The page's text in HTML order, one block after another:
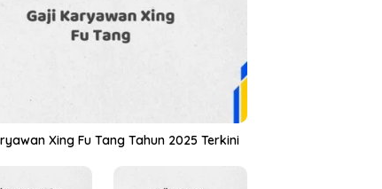
Xing Fu Tang Tahun 2025 Terkini